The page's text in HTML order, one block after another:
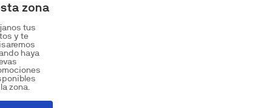
zona
tus
y te
haya
zona.